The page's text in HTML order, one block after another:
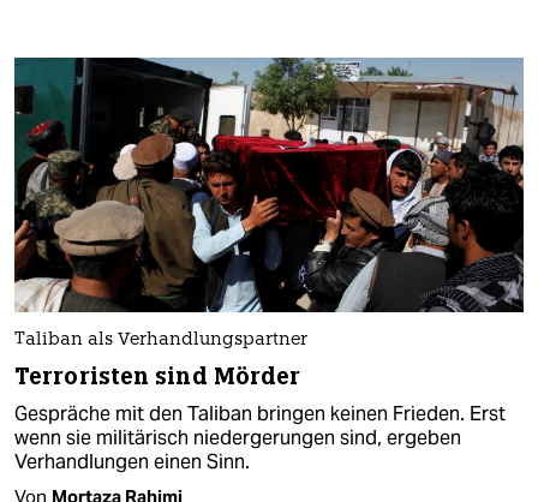
Taliban als Verhandlungspartner
Terroristen sind Mörder
Gespräche mit den Taliban bringen keinen Frieden. Erst
wenn sie militärisch niedergerungen sind, ergeben
Verhandlungen einen Sinn.
Von Mortaza Rahimi